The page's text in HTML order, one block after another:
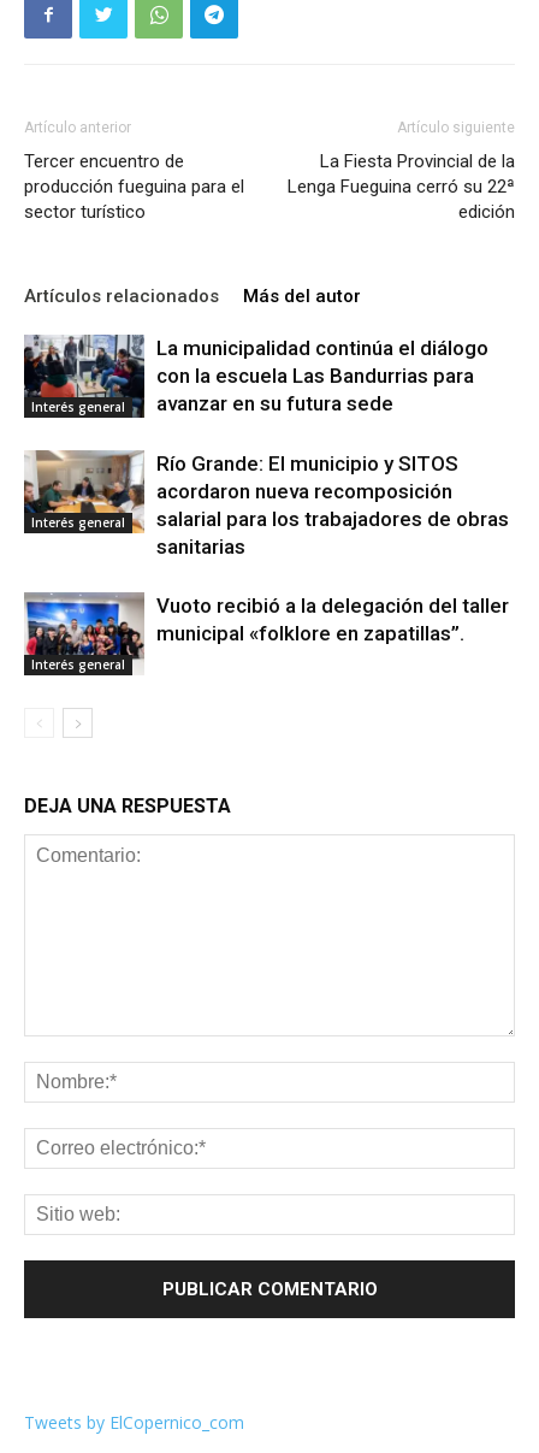
Artículo anterior
Tercer encuentro de
producción fueguina para el
sector turístico
Artículo siguiente
La Fiesta Provincial de la
Lenga Fueguina cerró su 22ª
edición
Artículos relacionados Más del autor
Interés general
La municipalidad continúa el diálogo
con la escuela Las Bandurrias para
avanzar en su futura sede
Interés general
Río Grande: El municipio y SITOS
acordaron nueva recomposición
salarial para los trabajadores de obras
sanitarias
Interés general
Vuoto recibió a la delegación del taller
municipal «folklore en zapatillas”.
DEJA UNA RESPUESTA
Tweets by ElCopernico_com